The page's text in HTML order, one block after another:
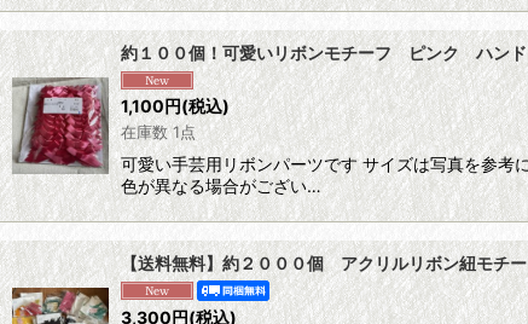
約１００個！可愛いリボンモチーフ ピンク ハン
1,100円(税込)
在庫数 1点
可愛い手芸用リボンパーツです サイズは写真を参考
色が異なる場合がござい…
【送料無料】約２０００個 アクリルリボン紐モ
3,300円(税込)